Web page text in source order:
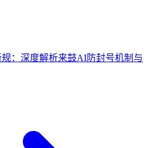
规：深度解析来鼓AI防封号机制与